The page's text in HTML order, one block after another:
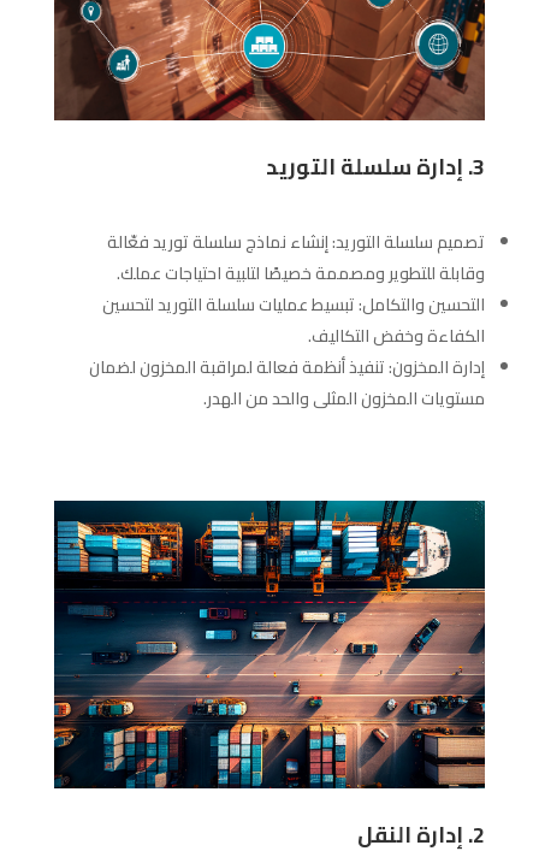
3. إدارة سلسلة التوريد
تصميم سلسلة التوريد: إنشاء نماذج سلسلة توريد فعّالة
وقابلة للتطوير ومصممة خصيصًا لتلبية احتياجات عملك.
التحسين والتكامل: تبسيط عمليات سلسلة التوريد لتحسين
الكفاءة وخفض التكاليف.
إدارة المخزون: تنفيذ أنظمة فعالة لمراقبة المخزون لضمان
مستويات المخزون المثلى والحد من الهدر.
2. إدارة النقل